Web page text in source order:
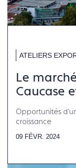
ATELIERS
Le
Caucase
Opportunités d’une zone peu visitée et en forte
croissance
09 FÉVR. 2024